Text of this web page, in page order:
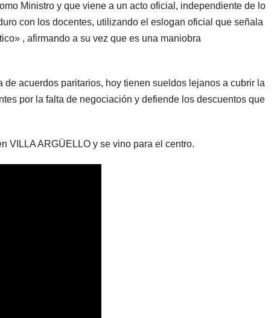
Ministro y que viene a un acto oficial, independiente de lo
con los docentes, utilizando el eslogan oficial que señala
, afirmando a su vez que es una maniobra
acuerdos paritarios, hoy tienen sueldos lejanos a cubrir la
por la falta de negociación y defiende los descuentos que
VILLA ARGÜELLO y se vino para el centro.